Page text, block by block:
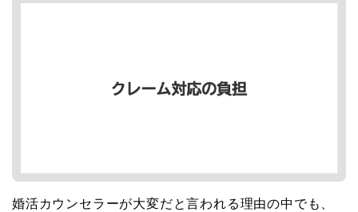
婚活カウンセラーが大変だと言われる理由の中でも、